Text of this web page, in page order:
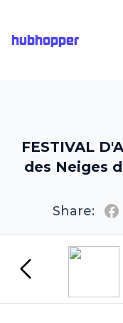
hubhopper
FESTIVAL
des Neiges
Share: